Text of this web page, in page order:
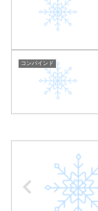
コンバインド